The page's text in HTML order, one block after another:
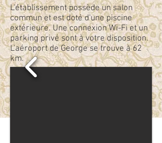
L'établissement possède un salon
commun et est doté d'une piscine
extérieure. Une connexion Wi-Fi et un
parking privé sont à votre disposition.
L'aéroport de George se trouve à 62
km.